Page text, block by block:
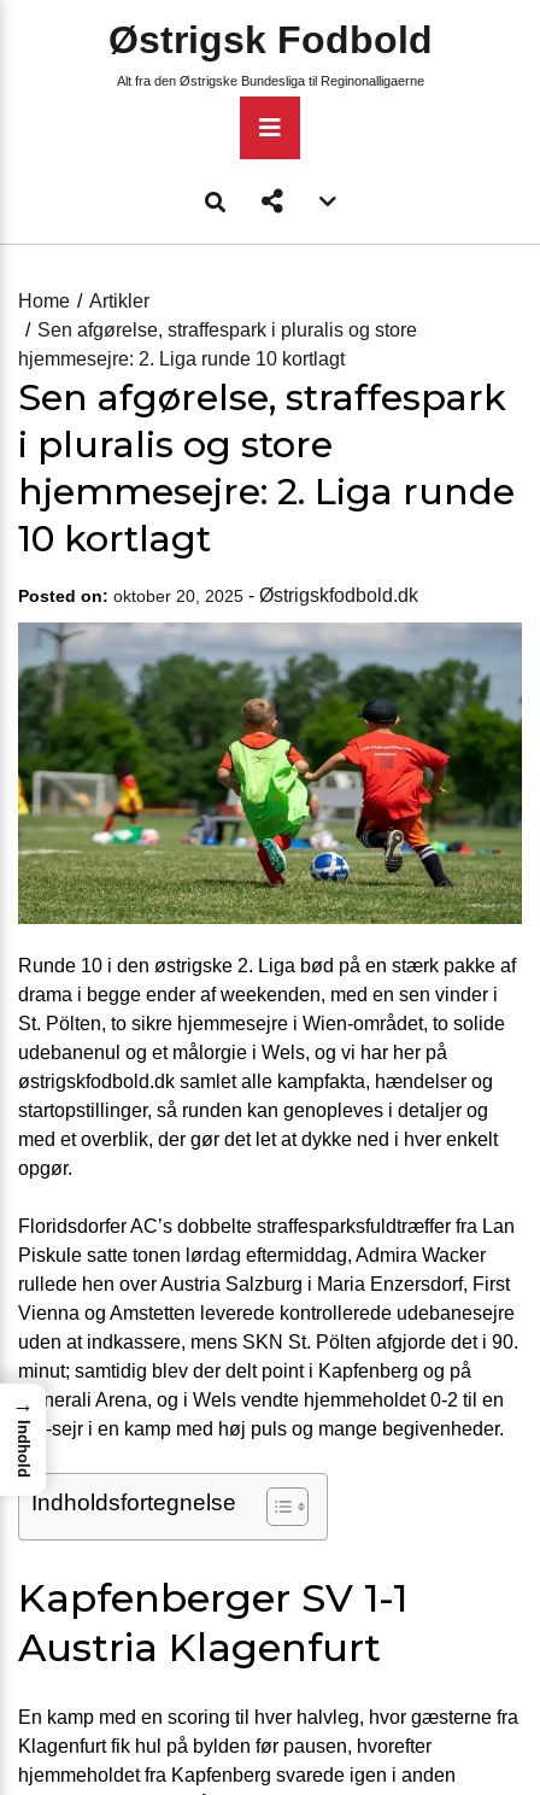
Østrigsk Fodbold
Alt fra den Østrigske Bundesliga til Reginonalligaerne
Primary
Menu
menu
Home
Artikler
Sen afgørelse, straffespark i pluralis og store
hjemmesejre: 2. Liga runde 10 kortlagt
Sen afgørelse, straffespark
i pluralis og store
hjemmesejre: 2. Liga runde
10 kortlagt
Posted on: oktober 20, 2025 - Østrigskfodbold.dk
Runde 10 i den østrigske 2. Liga bød på en stærk pakke af
drama i begge ender af weekenden, med en sen vinder i
St. Pölten, to sikre hjemmesejre i Wien-området, to solide
udebanenul og et målorgie i Wels, og vi har her på
østrigskfodbold.dk samlet alle kampfakta, hændelser og
startopstillinger, så runden kan genopleves i detaljer og
med et overblik, der gør det let at dykke ned i hver enkelt
opgør.
Floridsdorfer AC’s dobbelte straffesparksfuldtræffer fra Lan
Piskule satte tonen lørdag eftermiddag, Admira Wacker
rullede hen over Austria Salzburg i Maria Enzersdorf, First
Vienna og Amstetten leverede kontrollerede udebanesejre
uden at indkassere, mens SKN St. Pölten afgjorde det i 90.
minut; samtidig blev der delt point i Kapfenberg og på
Generali Arena, og i Wels vendte hjemmeholdet 0-2 til en
3-2-sejr i en kamp med høj puls og mange begivenheder.
Indholdsfortegnelse
Kapfenberger SV 1-1
Austria Klagenfurt
En kamp med en scoring til hver halvleg, hvor gæsterne fra
Klagenfurt fik hul på bylden før pausen, hvorefter
hjemmeholdet fra Kapfenberg svarede igen i anden
→
Indhold